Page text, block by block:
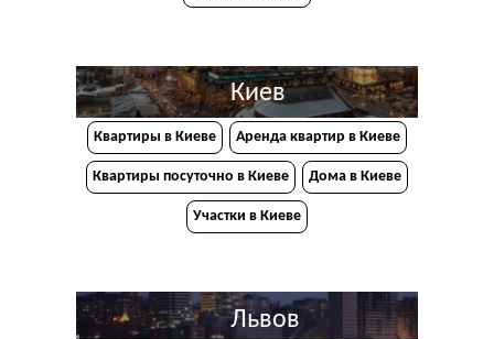
Киев
Квартиры в Киеве Аренда квартир в Киеве
Квартиры посуточно в Киеве Дома в Киеве
Участки в Киеве
Львов